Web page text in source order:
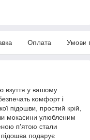
Оплата Умови
взуття у вашому
комфорт і
підошви, простий крій,
мокасини улюбленим
п'ятою стали
підошва подарує